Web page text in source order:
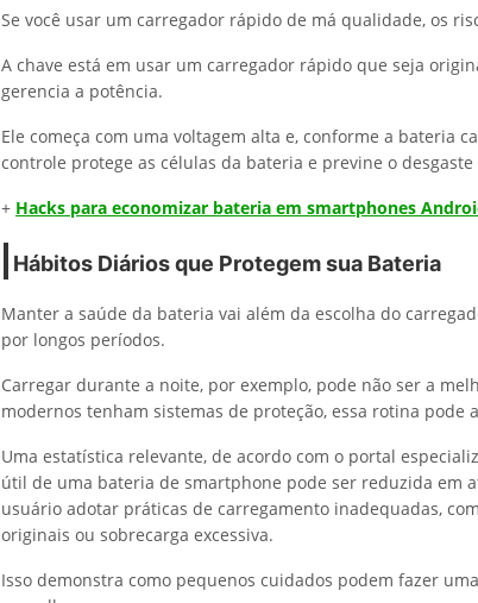
Se você usar um carregador rápido de má qualidade, os
A chave está em usar um carregador rápido que seja
gerencia a potência.
Ele começa com uma voltagem alta e, conforme a bateria
controle protege as células da bateria e previne o desgaste
+ Hacks para economizar bateria em smartphones
Hábitos Diários que Protegem sua Bateria
Manter a saúde da bateria vai além da escolha do
por longos períodos.
Carregar durante a noite, por exemplo, pode não ser a
modernos tenham sistemas de proteção, essa rotina pode
Uma estatística relevante, de acordo com o portal
útil de uma bateria de smartphone pode ser reduzida em
usuário adotar práticas de carregamento inadequadas,
originais ou sobrecarga excessiva.
Isso demonstra como pequenos cuidados podem fazer